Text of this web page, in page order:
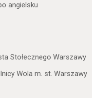
angielsku
Stołecznego Warszawy
Wola m. st. Warszawy